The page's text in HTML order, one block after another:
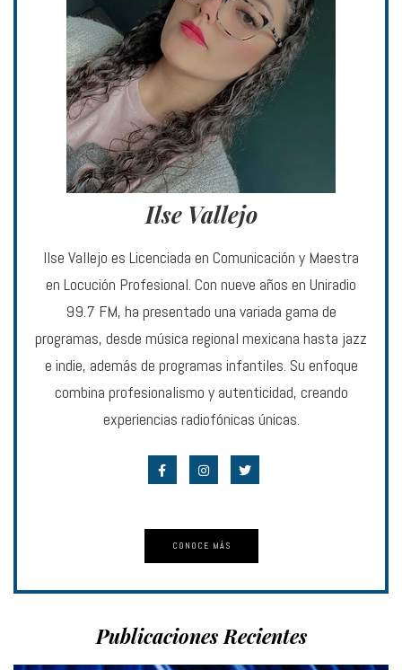
Ilse Vallejo
Ilse Vallejo es Licenciada en Comunicación y Maestra
en Locución Profesional. Con nueve años en Uniradio
99.7 FM, ha presentado una variada gama de
programas, desde música regional mexicana hasta jazz
e indie, además de programas infantiles. Su enfoque
combina profesionalismo y autenticidad, creando
experiencias radiofónicas únicas.
CONOCE MÁS
Publicaciones Recientes